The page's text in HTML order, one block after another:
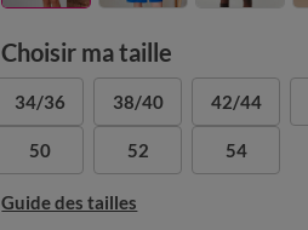
Choisir ma taille
34/36 38/40 42/44
50 52 54
Guide des tailles